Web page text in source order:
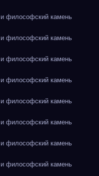
философский камень
философский камень
философский камень
философский камень
философский камень
философский камень
философский камень
философский камень